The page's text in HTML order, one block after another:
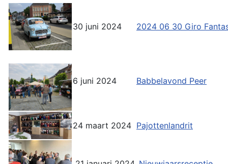
30 juni 2024 2024 06 30 Giro
6 juni 2024 Babbelavond Peer
24 maart 2024 Pajottenlandrit